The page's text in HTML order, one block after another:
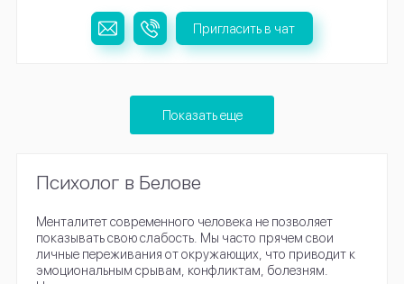
Пригласить в чат
Показать еще
Психолог в Белове
Менталитет современного человека не позволяет
показывать свою слабость. Мы часто прячем свои
личные переживания от окружающих, что приводит к
эмоциональным срывам, конфликтам, болезням.